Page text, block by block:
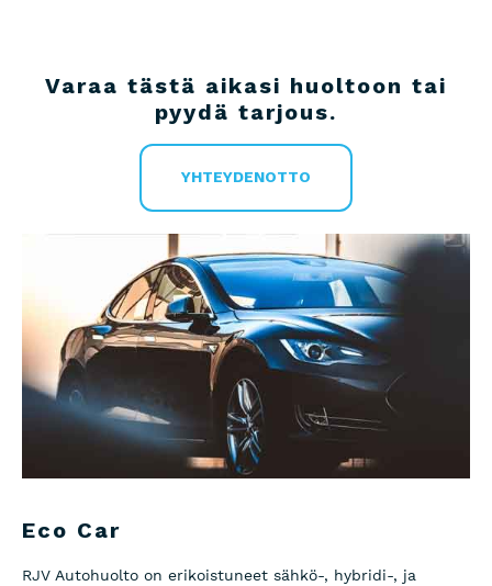
Varaa tästä aikasi huoltoon tai
pyydä tarjous.
YHTEYDENOTTO
Eco Car
RJV Autohuolto on erikoistuneet sähkö-, hybridi-, ja